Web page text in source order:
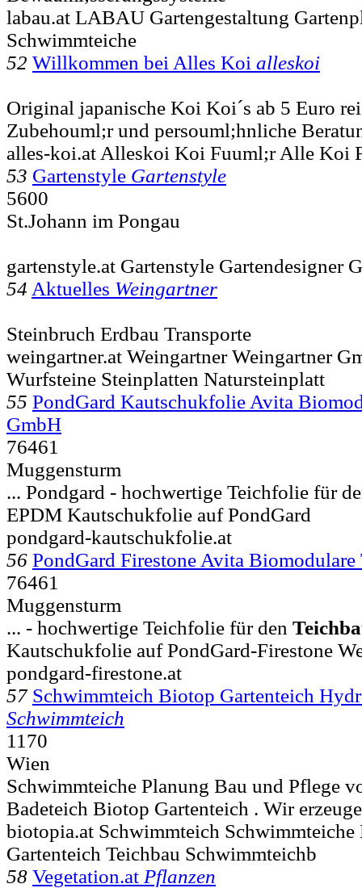
labau.at LABAU Gartengestaltung
Schwimmteiche
52 Willkommen bei Alles Koi alleskoi
Original japanische Koi Koi´s ab 5 Euro
Zubehouml;r und persouml;hnliche
alles-koi.at Alleskoi Koi Fuuml;r Alle Koi
53 Gartenstyle Gartenstyle
5600
St.Johann im Pongau
gartenstyle.at Gartenstyle Gartendesigner
54 Aktuelles Weingartner
Steinbruch Erdbau Transporte
weingartner.at Weingartner Weingartner
Wurfsteine Steinplatten Natursteinplatt
55 PondGard Kautschukfolie Avita
GmbH
76461
Muggensturm
... Pondgard - hochwertige Teichfolie für
EPDM Kautschukfolie auf PondGard
pondgard-kautschukfolie.at
56 PondGard Firestone Avita Biomodulare
76461
Muggensturm
... - hochwertige Teichfolie für den
Kautschukfolie auf PondGard-Firestone
pondgard-firestone.at
57 Schwimmteich Biotop Gartenteich
Schwimmteich
1170
Wien
Schwimmteiche Planung Bau und Pflege
Badeteich Biotop Gartenteich . Wir
biotopia.at Schwimmteich
Gartenteich Teichbau Schwimmteichb
58 Vegetation.at Pflanzen